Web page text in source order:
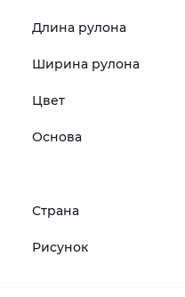
Длина рулона
Ширина рулона
Цвет
Основа
Страна
Рисунок